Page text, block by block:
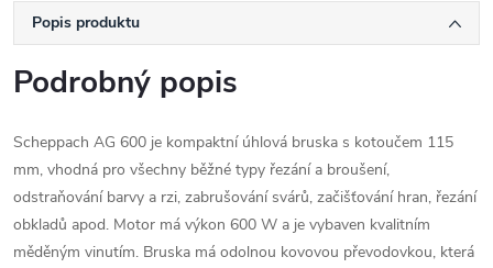
Popis produktu
Podrobný popis
Scheppach AG 600 je kompaktní úhlová bruska s kotoučem 115
mm, vhodná pro všechny běžné typy řezání a broušení,
odstraňování barvy a rzi, zabrušování svárů, začišťování hran, řezání
obkladů apod. Motor má výkon 600 W a je vybaven kvalitním
měděným vinutím. Bruska má odolnou kovovou převodovkou, která